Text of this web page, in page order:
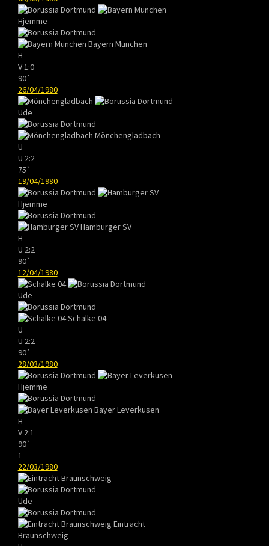
Hjemme
Bayern München
H
V 1:0
90`
26/04/1980
Ude
Mönchengladbach
U
U 2:2
75`
19/04/1980
Hjemme
Hamburger SV
H
U 2:2
90`
12/04/1980
Ude
Schalke 04
U
U 2:2
90`
28/03/1980
Hjemme
Bayer Leverkusen
H
V 2:1
90`
1
22/03/1980
Ude
Eintracht
Braunschweig